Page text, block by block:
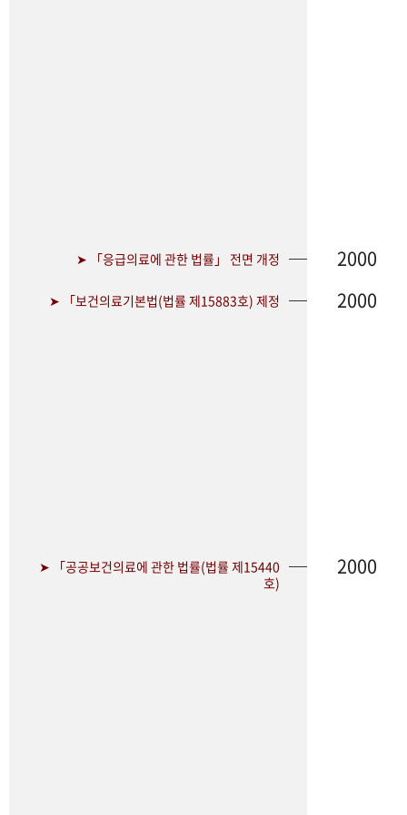
➤ 「응급의료에 관한 법률」 전면 개정 2000
➤ 「보건의료기본법(법률 제15883호) 제정 2000
➤ 「공공보건의료에 관한 법률(법률 제15440
호)
2000